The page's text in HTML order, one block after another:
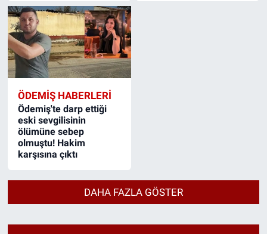
ÖDEMIŞ HABERLERI
Ödemiş'te darp ettiği
eski sevgilisinin
ölümüne sebep
olmuştu! Hakim
karşısına çıktı
DAHA FAZLA GÖSTER